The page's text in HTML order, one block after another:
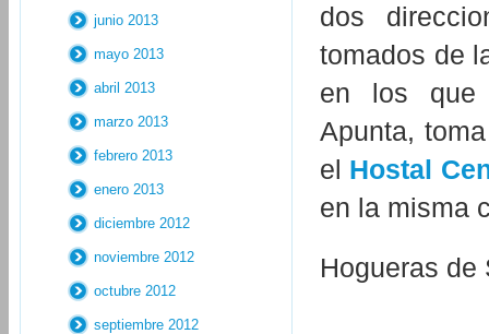
dos
tomados de
en los que
Apunta,
el Hostal
en la misma
Hogueras de
junio 2013
mayo 2013
abril 2013
marzo 2013
febrero 2013
enero 2013
diciembre 2012
noviembre 2012
octubre 2012
septiembre 2012